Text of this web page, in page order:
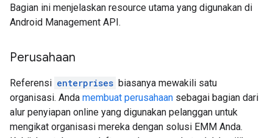
Bagian ini menjelaskan resource utama yang digunakan di
Android Management API.
Perusahaan
Referensi enterprises biasanya mewakili satu
organisasi. Anda membuat perusahaan sebagai bagian dari
alur penyiapan online yang digunakan pelanggan untuk
mengikat organisasi mereka dengan solusi EMM Anda.